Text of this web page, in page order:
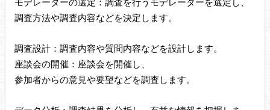
調査方法や調査内容などを決定します。
調査設計：調査内容や質問内容などを設計します。
座談会の開催：座談会を開催し、
参加者からの意見や要望などを調査します。